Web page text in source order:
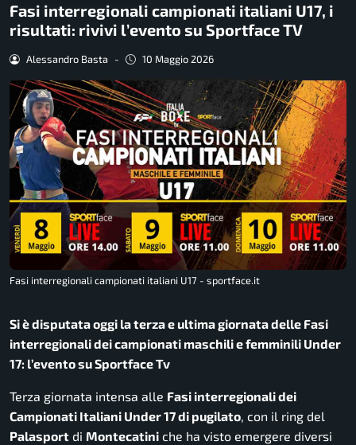
Fasi interregionali campionati italiani U17, i
risultati: rivivi l’evento su Sportface TV
Alessandro Basta - 10 Maggio 2026
Fasi interregionali campionati italiani U17 - sportface.it
Si è disputata oggi la terza e ultima giornata delle Fasi
interregionali dei campionati maschili e femminili Under
17: l’evento su Sportface Tv
Terza giornata intensa alle Fasi interregionali dei
Campionati Italiani Under 17 di pugilato, con il ring del
Palasport di Montecatini che ha visto emergere diversi